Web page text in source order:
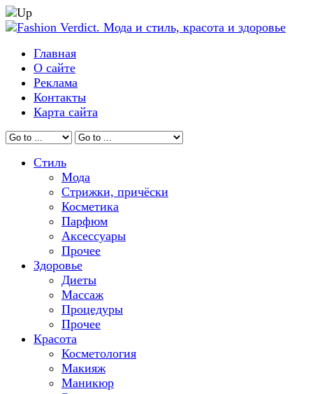
Главная
О сайте
Реклама
Контакты
Карта сайта
Стиль
Мода
Стрижки, причёски
Косметика
Парфюм
Аксессуары
Прочее
Здоровье
Диеты
Массаж
Процедуры
Прочее
Красота
Косметология
Макияж
Маникюр